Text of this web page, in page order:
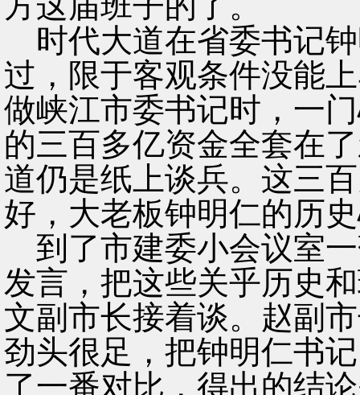
时代大道在省委书记
过，限于客观条件没能
做峡江市委书记时，一
的三百多亿资金全套在
道仍是纸上谈兵。这三
好，大老板钟明仁的历
到了市建委小会议室
发言，把这些关乎历史
文副市长接着谈。赵副
劲头很足，把钟明仁书
了一番对比，得出的结